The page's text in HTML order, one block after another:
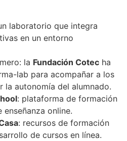
laboratorio que integra
en un entorno
la Fundación Cotec ha
lab para acompañar a los
la autonomía del alumnado.
: plataforma de formación
online.
: recursos de formación
de cursos en línea.